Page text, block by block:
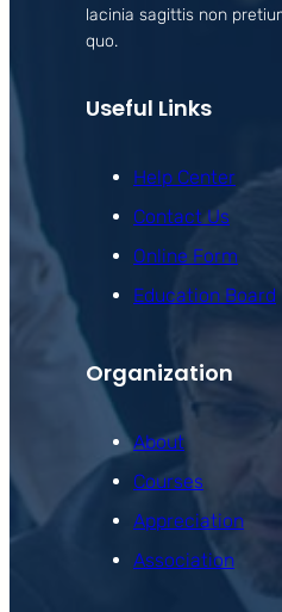
lacinia sagittis non
quo.
Useful Links
Help Center
Contact Us
Online Form
Education Board
Organization
About
Courses
Appreciation
Association